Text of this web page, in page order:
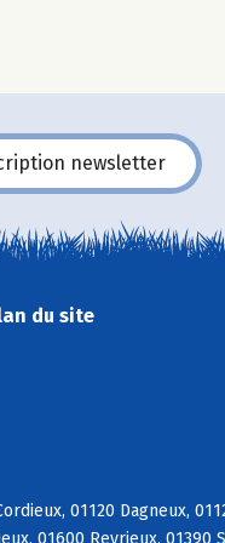
newsletter
du site
01120 Dagneux,
01600 Reyrieux, 01390